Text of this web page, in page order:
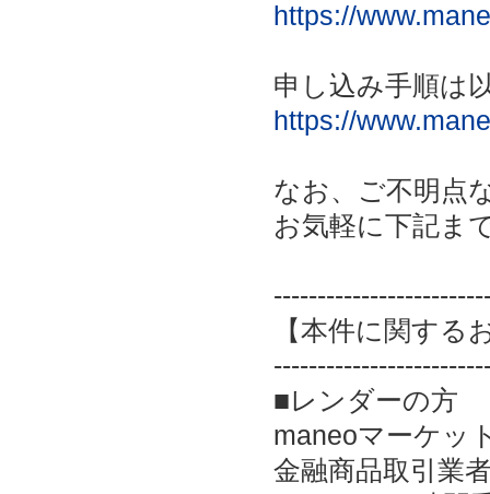
https://
申し込み手順は
https://
なお、ご不明点
お気軽に下記ま
【本件に関する
■レンダーの方
maneoマーケッ
金融商品取引業